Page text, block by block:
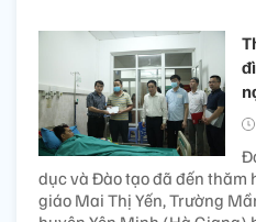
dục và Đào tạo đã đến thăm
giáo Mai Thị Yến, Trường